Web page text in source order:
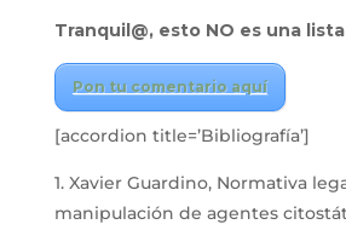
Tranquil@, esto NO es una lista
Pon tu comentario aquí
[accordion title=’Bibliografía’]
1. Xavier Guardino, Normativa
manipulación de agentes